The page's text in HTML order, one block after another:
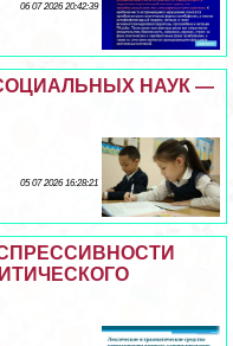
06 07 2026 20:42:39
НАУК —
05 07 2026 16:28:21